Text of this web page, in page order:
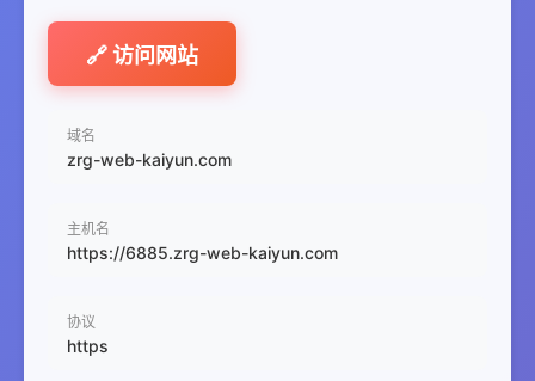
🔗 访问网站
域名
zrg-web-kaiyun.com
主机名
https://6885.zrg-web-kaiyun.com
协议
https